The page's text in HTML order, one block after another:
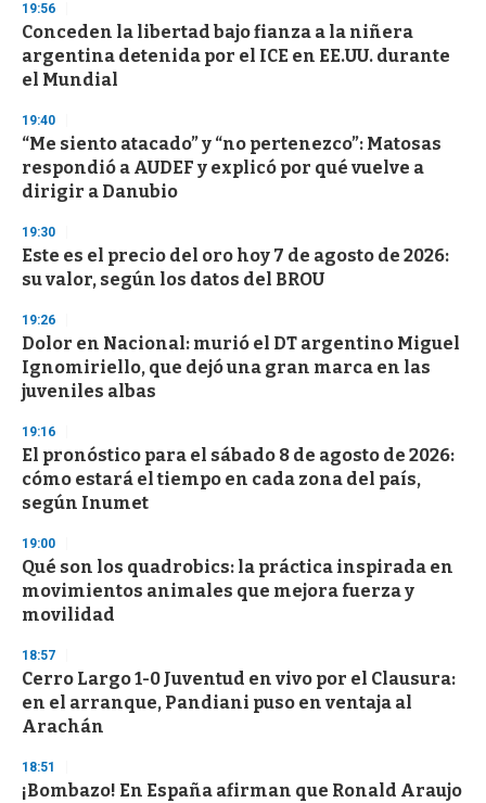
d
s
o
f
3
s
e
o
n
19:56
Conceden la libertad bajo fianza a la niñera
argentina detenida por el ICE en EE.UU. durante
el Mundial
19:40
“Me siento atacado” y “no pertenezco”: Matosas
respondió a AUDEF y explicó por qué vuelve a
dirigir a Danubio
19:30
Este es el precio del oro hoy 7 de agosto de 2026:
su valor, según los datos del BROU
19:26
Dolor en Nacional: murió el DT argentino Miguel
Ignomiriello, que dejó una gran marca en las
juveniles albas
19:16
El pronóstico para el sábado 8 de agosto de 2026:
cómo estará el tiempo en cada zona del país,
según Inumet
19:00
Qué son los quadrobics: la práctica inspirada en
movimientos animales que mejora fuerza y
movilidad
18:57
Cerro Largo 1-0 Juventud en vivo por el Clausura:
en el arranque, Pandiani puso en ventaja al
Arachán
18:51
¡Bombazo! En España afirman que Ronald Araujo